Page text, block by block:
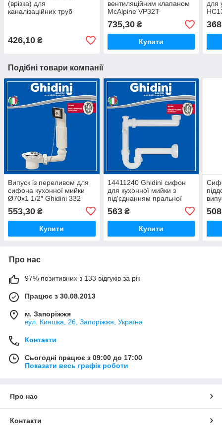
(врізка) для
каналізаційних труб
426,10 ₴
вентиляційним клапаном
McAlpine VP32T
735,30₴
Купити
для
368
Подібні товари компанії
Випуск із переливом для
сифона кухонної мийки
Ø70х1 1/2″ Ghidini 332
553,30 ₴
Купити
14411240 Ghidini сифон
для кухонної мийки з
під'єднанням пральної
без випуску
563₴
Купити
Про нас
97% позитивних з 133 відгуків за рік
Працює з 30.08.2013
м. Запоріжжя
вул. Кияшка, 26, Запоріжжя, Україна
Контакти
Сьогодні працює з 09:00 до 17:00
Показати весь графік роботи
Про нас
Контакти